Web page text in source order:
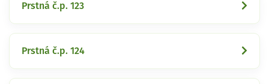
Prstná č.p. 123
Prstná č.p. 124